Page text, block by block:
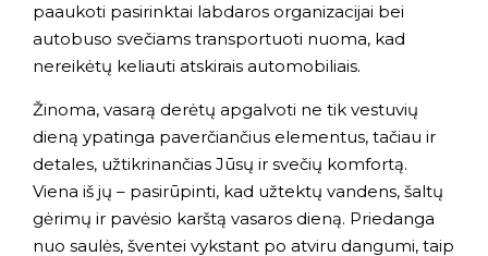
paaukoti pasirinktai labdaros organizacijai bei
autobuso svečiams transportuoti nuoma, kad
nereikėtų keliauti atskirais automobiliais.
Žinoma, vasarą derėtų apgalvoti ne tik vestuvių
dieną ypatinga paverčiančius elementus, tačiau ir
detales, užtikrinančias Jūsų ir svečių komfortą.
Viena iš jų – pasirūpinti, kad užtektų vandens, šaltų
gėrimų ir pavėsio karštą vasaros dieną. Priedanga
nuo saulės, šventei vykstant po atviru dangumi, taip